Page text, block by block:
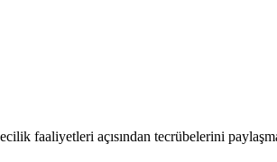
faaliyetleri açısından tecrübelerini